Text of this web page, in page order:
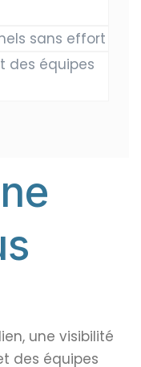
sans effort
des équipes
une visibilité
des équipes